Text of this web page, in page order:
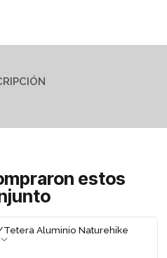
estos
Aluminio Naturehike